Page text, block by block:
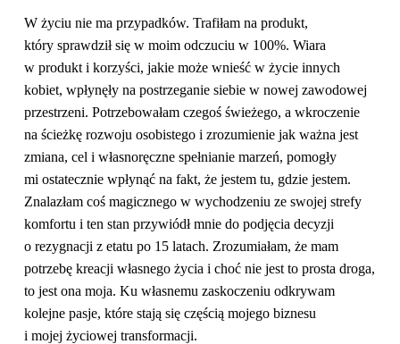
W życiu nie ma przypadków. Trafiłam na produkt,
który sprawdził się w moim odczuciu w 100%. Wiara
w produkt i korzyści, jakie może wnieść w życie innych
kobiet, wpłynęły na postrzeganie siebie w nowej zawodowej
przestrzeni. Potrzebowałam czegoś świeżego, a wkroczenie
na ścieżkę rozwoju osobistego i zrozumienie jak ważna jest
zmiana, cel i własnoręczne spełnianie marzeń, pomogły
mi ostatecznie wpłynąć na fakt, że jestem tu, gdzie jestem.
Znalazłam coś magicznego w wychodzeniu ze swojej strefy
komfortu i ten stan przywiódł mnie do podjęcia decyzji
o rezygnacji z etatu po 15 latach. Zrozumiałam, że mam
potrzebę kreacji własnego życia i choć nie jest to prosta droga,
to jest ona moja. Ku własnemu zaskoczeniu odkrywam
kolejne pasje, które stają się częścią mojego biznesu
i mojej życiowej transformacji.